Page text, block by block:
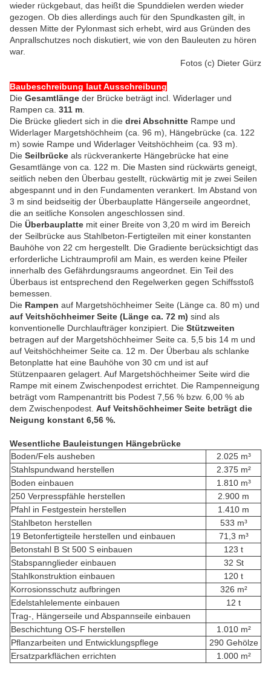
wieder rückgebaut, das heißt die Spunddielen werden wieder
gezogen. Ob dies allerdings auch für den Spundkasten gilt, in
dessen Mitte der Pylonmast sich erhebt, wird aus Gründen des
Anprallschutzes noch diskutiert, wie von den Bauleuten zu hören
war.
Fotos (c) Dieter Gürz
Baubeschreibung laut Ausschreibung
Die Gesamtlänge der Brücke beträgt incl. Widerlager und
Rampen ca. 311 m
Die Brücke gliedert sich in die drei Abschnitte Rampe und
Widerlager Margetshöchheim (ca. 96 m), Hängebrücke (ca. 122
m) sowie Rampe und Widerlager Veitshöchheim (ca. 93 m).
Die Seilbrücke als rückverankerte Hängebrücke hat eine
Gesamtlänge von ca. 122 m. Die Masten sind rückwärts geneigt,
seitlich neben den Überbau gestellt, rückwärtig mit je zwei Seilen
abgespannt und in den Fundamenten verankert. Im Abstand von
3 m sind beidseitig der Überbauplatte Hängerseile angeordnet,
die an seitliche Konsolen angeschlossen sind.
Die Überbauplatte mit einer Breite von 3,20 m wird im Bereich
der Seilbrücke aus Stahlbeton-Fertigteilen mit einer konstanten
Bauhöhe von 22 cm hergestellt. Die Gradiente berücksichtigt das
erforderliche Lichtraumprofil am Main, es werden keine Pfeiler
innerhalb des Gefährdungsraums angeordnet. Ein Teil des
Überbaus ist entsprechend den Regelwerken gegen Schiffsstoß
bemessen.
Die Rampen auf Margetshöchheimer Seite (Länge ca. 80 m) und
auf Veitshöchheimer Seite (Länge ca. 72 m) sind als
konventionelle Durchlaufträger konzipiert. Die Stützweiten
betragen auf der Margetshöchheimer Seite ca. 5,5 bis 14 m und
auf Veitshöchheimer Seite ca. 12 m. Der Überbau als schlanke
Betonplatte hat eine Bauhöhe von 30 cm und ist auf
Stützenpaaren gelagert. Auf Margetshöchheimer Seite wird die
Rampe mit einem Zwischenpodest errichtet. Die Rampenneigung
beträgt vom Rampenantritt bis Podest 7,56 % bzw. 6,00 % ab
dem Zwischenpodest. Auf Veitshöchheimer Seite beträgt die
Neigung konstant 6,56 %.
Wesentliche Bauleistungen Hängebrücke
Boden/Fels ausheben
2.025 m³
Stahlspundwand herstellen
2.375 m²
Boden einbauen
1.810 m³
250 Verpresspfähle herstellen
2.900 m
Pfahl in Festgestein herstellen
1.410 m
Stahlbeton herstellen
533 m³
19 Betonfertigteile herstellen und einbauen
71,3 m³
Betonstahl B St 500 S einbauen
123 t
Stabspannglieder einbauen
32 St
Stahlkonstruktion einbauen
120 t
Korrosionsschutz aufbringen
326 m²
Edelstahlelemente einbauen
12 t
Trag-, Hängerseile und Abspannseile einbauen
Beschichtung OS-F herstellen
1.010 m²
Pflanzarbeiten und Entwicklungspflege
290 Gehölze
Ersatzparkflächen errichten
1.000 m²